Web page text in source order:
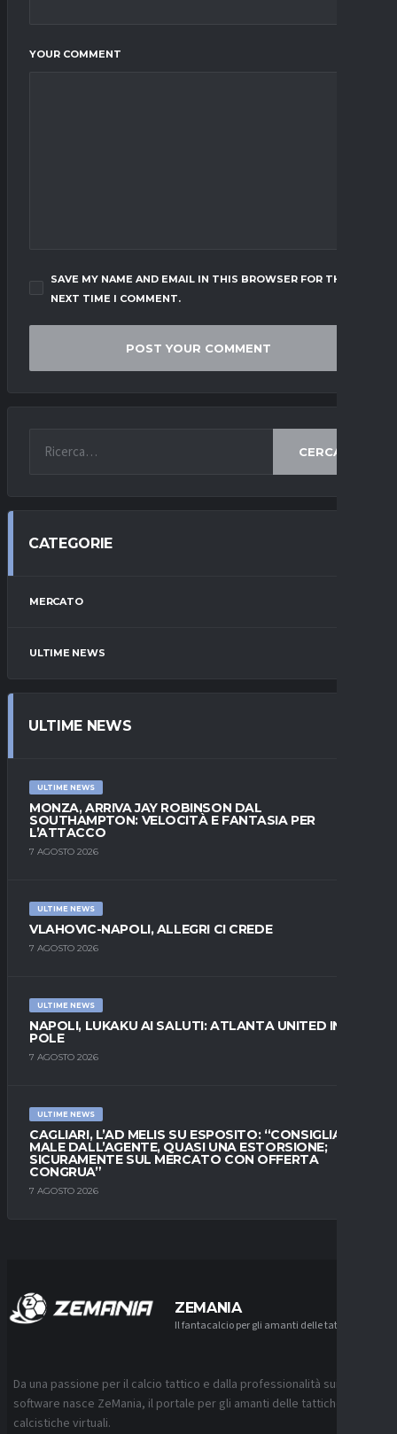
YOUR COMMENT
SAVE MY NAME AND EMAIL IN THIS BROWSER FOR THE
NEXT TIME I COMMENT.
CERCA
CATEGORIE
MERCATO
ULTIME NEWS
ULTIME NEWS
ULTIME NEWS
MONZA, ARRIVA JAY ROBINSON DAL
SOUTHAMPTON: VELOCITÀ E FANTASIA PER
L’ATTACCO
7 AGOSTO 2026
ULTIME NEWS
VLAHOVIC-NAPOLI, ALLEGRI CI CREDE
7 AGOSTO 2026
ULTIME NEWS
NAPOLI, LUKAKU AI SALUTI: ATLANTA UNITED IN
POLE
7 AGOSTO 2026
ULTIME NEWS
CAGLIARI, L’AD MELIS SU ESPOSITO: “CONSIGLIATO
MALE DALL’AGENTE, QUASI UNA ESTORSIONE;
SICURAMENTE SUL MERCATO CON OFFERTA
CONGRUA”
7 AGOSTO 2026
ZEMANIA
Il fantacalcio per gli amanti delle tattiche
Da una passione per il calcio tattico e dalla professionalità sui
software nasce ZeMania, il portale per gli amanti delle tattiche
calcistiche virtuali.